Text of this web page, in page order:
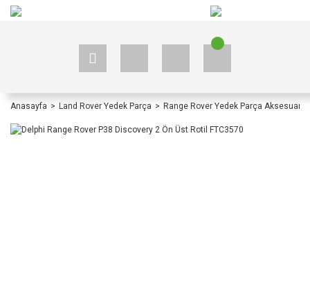
Anasayfa Land Rover Yedek Parça Range Rover Yedek Parça Aksesuar